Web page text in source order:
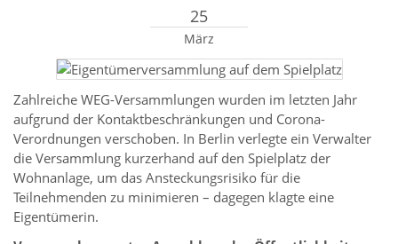
25
März
Zahlreiche WEG-Versammlungen wurden im letzten Jahr
aufgrund der Kontaktbeschränkungen und Corona-
Verordnungen verschoben. In Berlin verlegte ein Verwalter
die Versammlung kurzerhand auf den Spielplatz der
Wohnanlage, um das Ansteckungsrisiko für die
Teilnehmenden zu minimieren – dagegen klagte eine
Eigentümerin.